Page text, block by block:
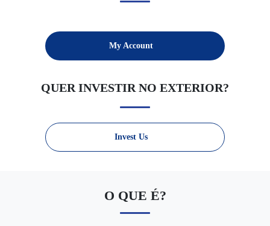
Cartões Financiamentos
My Account
QUER INVESTIR NO EXTERIOR?
Invest Us
O QUE É?